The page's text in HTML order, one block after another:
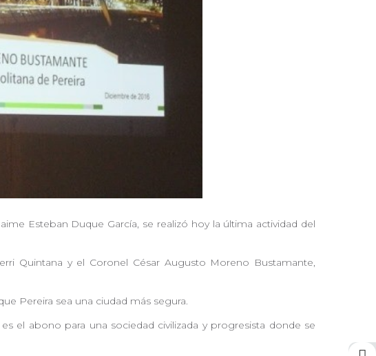
Esteban Duque García, se realizó hoy la última actividad del
Quintana y el Coronel César Augusto Moreno Bustamante,
Pereira sea una ciudad más segura.
el abono para una sociedad civilizada y progresista donde se